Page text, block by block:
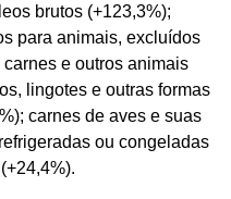
brutos (+123,3%);
para animais, excluídos
e outros animais
lingotes e outras formas
carnes de aves e suas
ou congeladas